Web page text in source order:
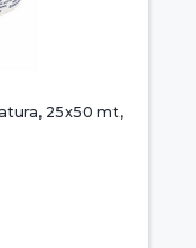
25x50 mt,